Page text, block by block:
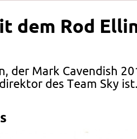
dem Rod
der Mark Cavendish
des Team Sky